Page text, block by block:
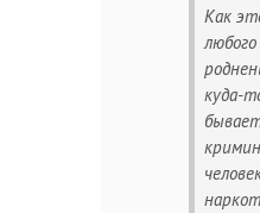
Как
куда-